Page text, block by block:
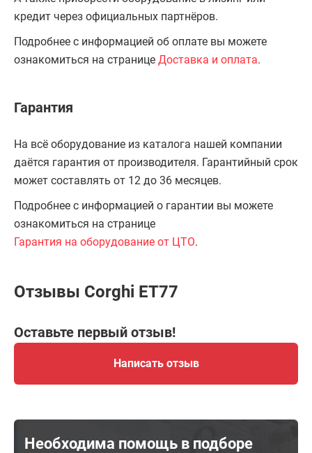
кредит через официальных партнёров.
Подробнее с информацией об оплате вы можете
ознакомиться на странице Доставка и оплата.
Гарантия
На всё оборудование из каталога нашей компании
даётся гарантия от производителя. Гарантийный срок
может составлять от 12 до 36 месяцев.
Подробнее с информацией о гарантии вы можете
ознакомиться на странице
Гарантия на оборудование от ЦТО.
Отзывы Corghi ET77
Оставьте первый отзыв!
Написать отзыв
Необходима помощь в подборе